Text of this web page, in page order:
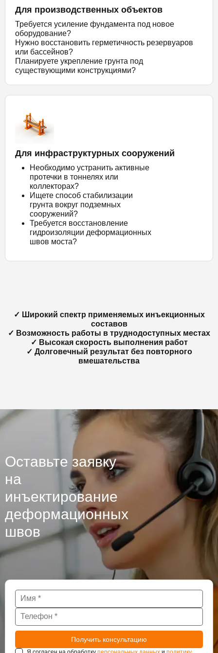
Для производственных объектов
Требуется усиление фундамента под новое
оборудование?
Нужно восстановить герметичность резервуаров
или бассейнов?
Планируете укрепление грунта под
существующими конструкциями?
Для инфраструктурных сооружений
Необходимо устранить активные
протечки в тоннелях или
коллекторах?
Ищете способ стабилизации
грунта вокруг подземных
сооружений?
Требуется восстановление
гидроизоляции деформационных
швов моста?
✓ Широкий спектр применяемых инъекционных
составов
✓ Возможность работы в труднодоступных местах
✓ Высокая скорость выполнения работ
✓ Долговечный результат без повторного
вмешательства
Оставьте заявку
на
инъектирование
деформационных
швов